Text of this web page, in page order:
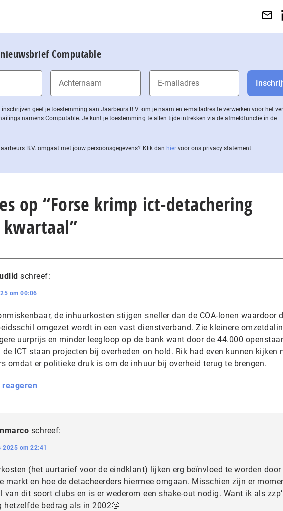
Computable
inschrijven geef je toestemming aan Jaarbeurs B.V. om je naam en e-mailadres te verwerken voor het
namens Computable. Je kunt je toestemming te allen tijde intrekken via de af­meld­func­tie in de
B.V. omgaat met jouw per­soons­ge­ge­vens? Klik dan hier voor ons privacy statement.
op “Forse krimp ict-detachering
schreef:
om 00:06
de inhuurkosten stijgen sneller dan de COA-lonen waardoor
omgezet wordt in een vast dienstverband. Zie kleinere
uurprijs en minder leegloop op de bank want door de 44.000
ICT staan projecten bij overheden on hold. Rik had even kunnen kijken
omdat er politieke druk is om de inhuur bij overheid terug te brengen.
schreef:
om 22:41
(het uurtarief voor de eindklant) lijken erg beïnvloed te worden door
markt en hoe de detacheerders hiermee omgaan. Misschien zijn er
van dit soort clubs en is er wederom een shake-out nodig. Want ik als
hetzelfde bedrag als in 2002🤔